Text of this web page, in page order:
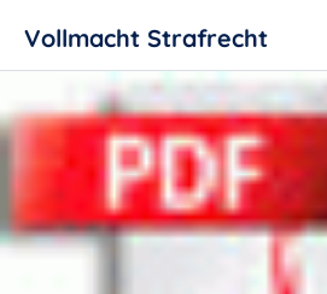
Vollmacht Strafrecht